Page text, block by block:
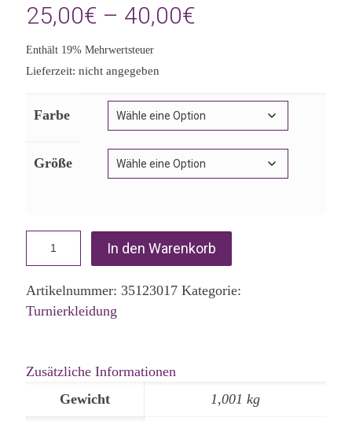
25,00€ – 40,00€
Enthält 19% Mehrwertsteuer
Lieferzeit: nicht angegeben
Farbe
Größe
In den Warenkorb
Artikelnummer: 35123017 Kategorie:
Turnierkleidung
Zusätzliche Informationen
Gewicht
1,001 kg